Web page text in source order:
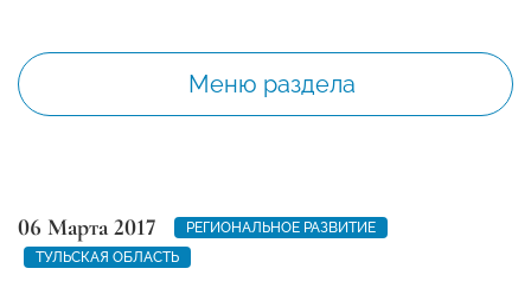
Меню раздела
06 Марта 2017
РЕГИОНАЛЬНОЕ РАЗВИТИЕ
ТУЛЬСКАЯ ОБЛАСТЬ